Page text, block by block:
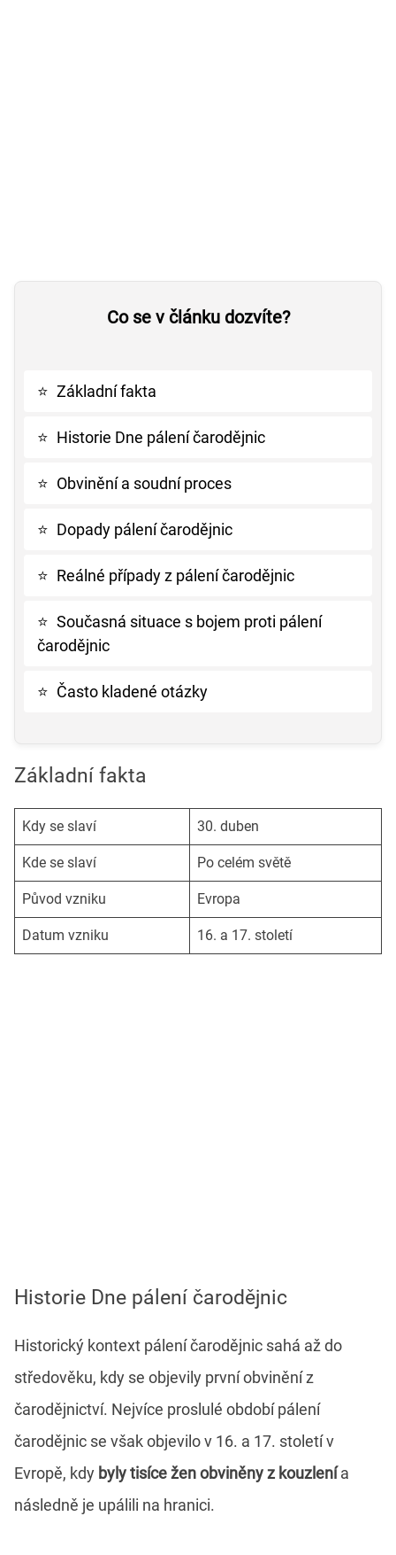
Co se v článku dozvíte?
⭐ Základní fakta
⭐ Historie Dne pálení čarodějnic
⭐ Obvinění a soudní proces
⭐ Dopady pálení čarodějnic
⭐ Reálné případy z pálení čarodějnic
⭐ Současná situace s bojem proti pálení
čarodějnic
⭐ Často kladené otázky
Základní fakta
Kdy se slaví 30. duben
Kde se slaví Po celém světě
Původ vzniku Evropa
Datum vzniku 16. a 17. století
Historie Dne pálení čarodějnic
Historický kontext pálení čarodějnic sahá až do
středověku, kdy se objevily první obvinění z
čarodějnictví. Nejvíce proslulé období pálení
čarodějnic se však objevilo v 16. a 17. století v
Evropě, kdy byly tisíce žen obviněny z kouzlenía
následně je upálili na hranici.